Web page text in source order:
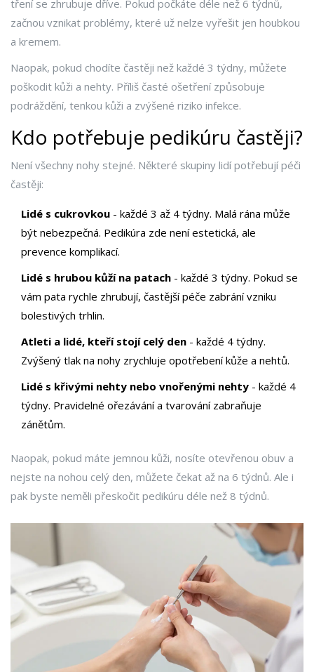
tření se zhrubuje dříve. Pokud počkáte déle než 6 týdnů,
začnou vznikat problémy, které už nelze vyřešit jen houbkou
a kremem.
Naopak, pokud chodíte častěji než každé 3 týdny, můžete
poškodit kůži a nehty. Příliš časté ošetření způsobuje
podráždění, tenkou kůži a zvýšené riziko infekce.
Kdo potřebuje pedikúru častěji?
Není všechny nohy stejné. Některé skupiny lidí potřebují péči
častěji:
Lidé s cukrovkou - každé 3 až 4 týdny. Malá rána může
být nebezpečná. Pedikúra zde není estetická, ale
prevence komplikací.
Lidé s hrubou kůží na patach - každé 3 týdny. Pokud se
vám pata rychle zhrubují, častější péče zabrání vzniku
bolestivých trhlin.
Atleti a lidé, kteří stojí celý den - každé 4 týdny.
Zvýšený tlak na nohy zrychluje opotřebení kůže a nehtů.
Lidé s křivými nehty nebo vnořenými nehty - každé 4
týdny. Pravidelné ořezávání a tvarování zabraňuje
zánětům.
Naopak, pokud máte jemnou kůži, nosíte otevřenou obuv a
nejste na nohou celý den, můžete čekat až na 6 týdnů. Ale i
pak byste neměli přeskočit pedikúru déle než 8 týdnů.